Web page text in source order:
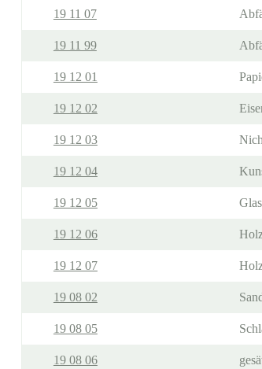
19 11 07
19 11 99
19 12 01
19 12 02
19 12 03
19 12 04
19 12 05 Glas
19 12 06
19 12 07
19 08 02
19 08 05
19 08 06